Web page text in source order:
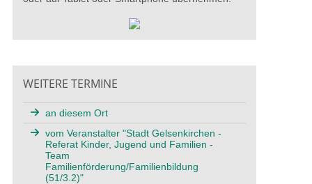
WEITERE TERMINE
an diesem Ort
vom Veranstalter "Stadt Gelsenkirchen -
Referat Kinder, Jugend und Familien -
Team
Familienförderung/Familienbildung
(51/3.2)"